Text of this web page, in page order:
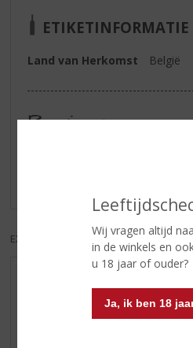
Wij vragen altijd
in de winkels en
u 18 jaar of ouder?
Ja, ik ben 18
ETIKETINFORMATIE
Land van Herkomst België
Reviews
EXCL. BTW INCL. BTW
WHISKY VAN DE MAAND